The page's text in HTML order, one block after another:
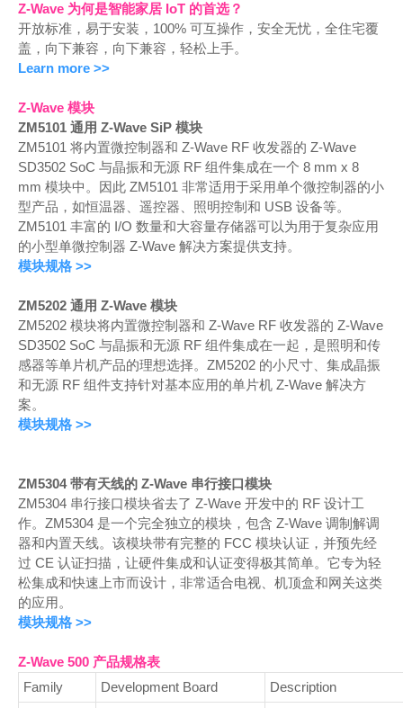
Z-Wave 为何是智能家居 IoT 的首选？
开放标准，易于安装，100% 可互操作，安全无忧，全住宅覆
盖，向下兼容，向下兼容，轻松上手。
Learn more >>
Z-Wave 模块
ZM5101 通用 Z-Wave SiP 模块
ZM5101 将内置微控制器和 Z-Wave RF 收发器的 Z-Wave
SD3502 SoC 与晶振和无源 RF 组件集成在一个 8 mm x 8
mm 模块中。因此 ZM5101 非常适用于采用单个微控制器的小
型产品，如恒温器、遥控器、照明控制和 USB 设备等。
ZM5101 丰富的 I/O 数量和大容量存储器可以为用于复杂应用
的小型单微控制器 Z-Wave 解决方案提供支持。
模块规格 >>
ZM5202 通用 Z-Wave 模块
ZM5202 模块将内置微控制器和 Z-Wave RF 收发器的 Z-Wave
SD3502 SoC 与晶振和无源 RF 组件集成在一起，是照明和传
感器等单片机产品的理想选择。ZM5202 的小尺寸、集成晶振
和无源 RF 组件支持针对基本应用的单片机 Z-Wave 解决方
案。
模块规格 >>
ZM5304 带有天线的 Z-Wave 串行接口模块
ZM5304 串行接口模块省去了 Z-Wave 开发中的 RF 设计工
作。ZM5304 是一个完全独立的模块，包含 Z-Wave 调制解调
器和内置天线。该模块带有完整的 FCC 模块认证，并预先经
过 CE 认证扫描，让硬件集成和认证变得极其简单。它专为轻
松集成和快速上市而设计，非常适合电视、机顶盒和网关这类
的应用。
模块规格 >>
Z-Wave 500 产品规格表
Family
Development Board
Description